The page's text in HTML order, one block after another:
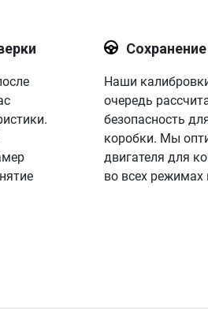
Наши
очередь
безопасность
коробки. Мы
двигателя для
во всех режимах